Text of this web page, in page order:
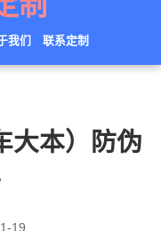
我们 联系定制
大本）防伪
19